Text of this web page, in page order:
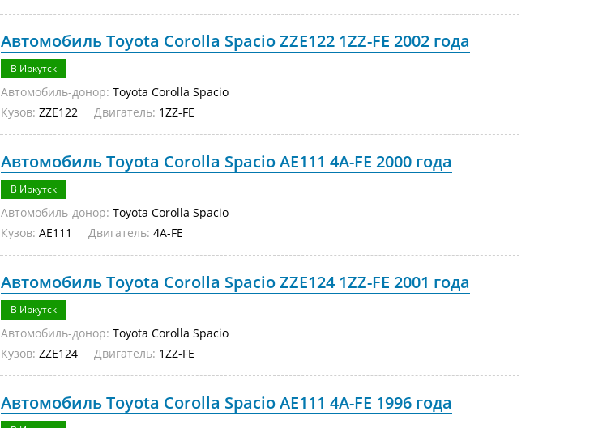
Автомобиль Toyota Corolla Spacio ZZE122 1ZZ-FE 2002 года
В Иркутск
Автомобиль-донор: Toyota Corolla Spacio
Кузов: ZZE122 Двигатель: 1ZZ-FE
Автомобиль Toyota Corolla Spacio AE111 4A-FE 2000 года
В Иркутск
Автомобиль-донор: Toyota Corolla Spacio
Кузов: AE111 Двигатель: 4A-FE
Автомобиль Toyota Corolla Spacio ZZE124 1ZZ-FE 2001 года
В Иркутск
Автомобиль-донор: Toyota Corolla Spacio
Кузов: ZZE124 Двигатель: 1ZZ-FE
Автомобиль Toyota Corolla Spacio AE111 4A-FE 1996 года